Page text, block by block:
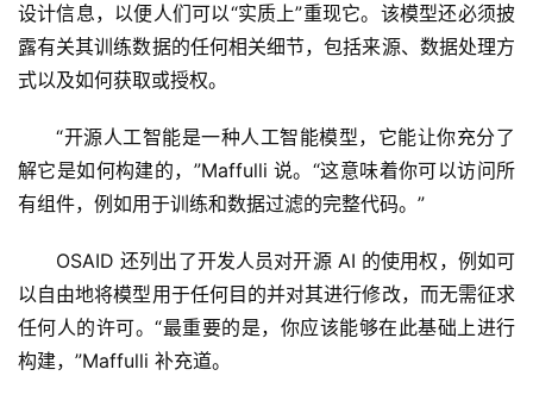
设计信息，以便人们可以“实质上”重现它。该模型还必须披
露有关其训练数据的任何相关细节，包括来源、数据处理方
式以及如何获取或授权。
“开源人工智能是一种人工智能模型，它能让你充分了
解它是如何构建的，”Maffulli 说。“这意味着你可以访问所
有组件，例如用于训练和数据过滤的完整代码。”
OSAID 还列出了开发人员对开源 AI 的使用权，例如可
以自由地将模型用于任何目的并对其进行修改，而无需征求
任何人的许可。“最重要的是，你应该能够在此基础上进行
构建，”Maffulli 补充道。